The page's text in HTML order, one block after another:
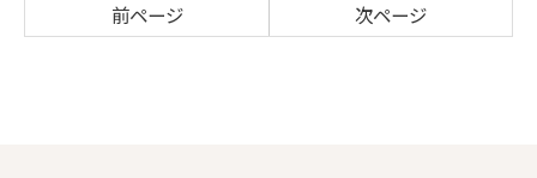
前ページ 次ページ